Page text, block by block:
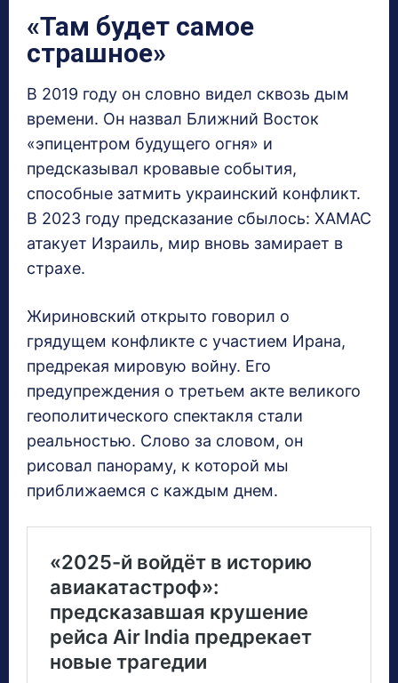
«Там будет самое
страшное»
В 2019 году он словно видел сквозь дым
времени. Он назвал Ближний Восток
«эпицентром будущего огня» и
предсказывал кровавые события,
способные затмить украинский конфликт.
В 2023 году предсказание сбылось: ХАМАС
атакует Израиль, мир вновь замирает в
страхе.
Жириновский открыто говорил о
грядущем конфликте с участием Ирана,
предрекая мировую войну. Его
предупреждения о третьем акте великого
геополитического спектакля стали
реальностью. Слово за словом, он
рисовал панораму, к которой мы
приближаемся с каждым днем.